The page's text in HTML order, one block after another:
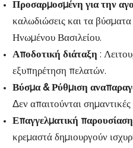
Προσαρμοσμένη για την
καλωδιώσεις και τα
Ηνωμένου Βασιλείου.
Αποδοτική διάταξη:
εξυπηρέτηση πελατών.
Βύσμα & Ρύθμιση
Δεν απαιτούνται
Επαγγελματική
κρεμαστά δημιουργούν